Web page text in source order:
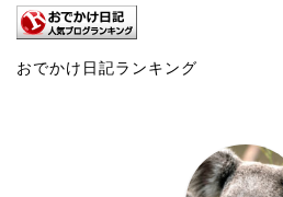
おでかけ日記ランキング